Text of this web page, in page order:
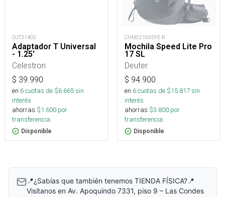
OUT31405
Adaptador T Universal
- 1.25'
Celestron
$ 39.990
en 6cuotas de $6.665sin
interés
ahorras $1.600 por
transferencia.
Disponible
CHM021605FE-R
Mochila Speed Lite Pro
17 SL
Deuter
$ 94.900
en 6cuotas de $15.817sin
interés
ahorras $3.800 por
transferencia.
Disponible
📍¿Sabías que también tenemos TIENDA FÍSICA?📍
Visítanos en Av. Apoquindo 7331, piso 9 – Las Condes